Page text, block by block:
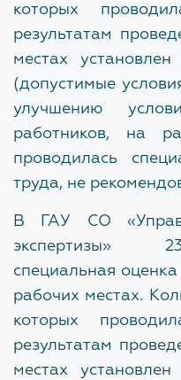
Антикоррупционная
Методические
противодействием
Обратная связь для
Доклады, отчеты,
вопросам
Антикоррупционное
ОХРАНА ТРУДА
которых
результатам
местах
(допустимые
улучшению
работников, на
проводилась
труда, не
В ГАУ СО
экспертизы»
специальная
рабочих местах.
которых
результатам
местах